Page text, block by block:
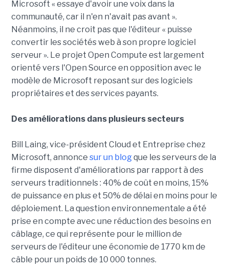
Microsoft « essaye d'avoir une voix dans la
communauté, car il n'en n'avait pas avant ».
Néanmoins, il ne croit pas que l'éditeur « puisse
convertir les sociétés web à son propre logiciel
serveur ». Le projet Open Compute est largement
orienté vers l'Open Source en opposition avec le
modèle de Microsoft reposant sur des logiciels
propriétaires et des services payants.
Des améliorations dans plusieurs secteurs
Bill Laing, vice-président Cloud et Entreprise chez
Microsoft, annonce sur un blogque les serveurs de la
firme disposent d'améliorations par rapport à des
serveurs traditionnels : 40% de coût en moins, 15%
de puissance en plus et 50% de délai en moins pour le
déploiement. La question environnementale a été
prise en compte avec une réduction des besoins en
câblage, ce qui représente pour le million de
serveurs de l'éditeur une économie de 1770 km de
câble pour un poids de 10 000 tonnes.